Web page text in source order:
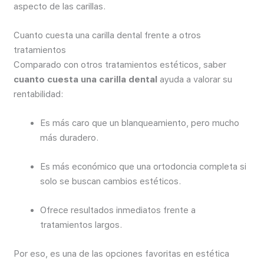
aspecto de las carillas.
Cuanto cuesta una carilla dental frente a otros
tratamientos
Comparado con otros tratamientos estéticos, saber
cuanto cuesta una carilla dental ayuda a valorar su
rentabilidad:
Es más caro que un blanqueamiento, pero mucho
más duradero.
Es más económico que una ortodoncia completa si
solo se buscan cambios estéticos.
Ofrece resultados inmediatos frente a
tratamientos largos.
Por eso, es una de las opciones favoritas en estética